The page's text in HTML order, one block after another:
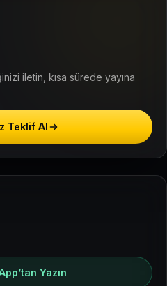
iletin, kısa sürede yayına
Teklif Al
Yazın